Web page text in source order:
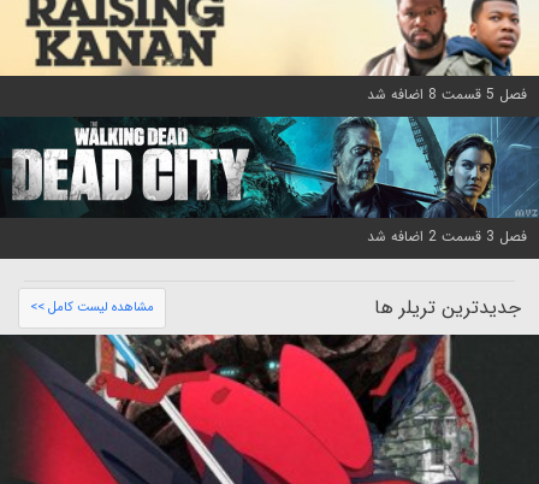
فصل 5 قسمت 8 اضافه شد
فصل 3 قسمت 2 اضافه شد
جدیدترین تریلر ها مشاهده لیست کامل >>